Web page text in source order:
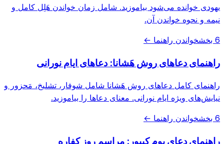
یهودی خوانده می‌شود بیاموزید. شامل زمان خواندن هَلِل کامل و
نیمه و نحوه خواندن آن.
6 بخش خواندن راهنما ←
راهنمای دعاهای روش هَشانا: دعاهای ایام نورانی
راهنمای کامل دعاهای روش هَشانا شامل شوفار، تشلیخ، مَحزور و
نیایش‌های ویژه ایام نورانی. معنای دعاها را بیاموزید.
6 بخش خواندن راهنما ←
راهنمای دعای یوم کیپور: مراسم روز کفاره